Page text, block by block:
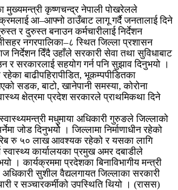
कृष्णचन्द्र नेपाली पोखरेलले
आ–आफ्नो ठाउँबाट लागू गर्दै जनतालाई दिने
र दुरुस्त बनाउन कर्मचारीलाई निर्देशन
नगरपालिका–८ स्थित जिल्ला प्रशासन
निर्देशन दिँदै उहाँले सरकारी सेवा तथा सुविधाबाट
र सरकारलाई सहयोग गर्न पनि सुझाव दिनुभयो ।
बाढीपहिरापीडित, भूकम्पपीडितका
सडक, बाटो, खानेपानी समस्या, कोरोना
क्षेत्रमा प्रदेश सरकारले प्राथमिकथा दिने
मधुमाया अधिकारी गुरुङले जिल्लाको
जोड दिनुभयोे । जिल्लामा निर्माणाधीन रहेको
रु ५० लाख आवश्यक रहेको र यसका लागि
कार्यालयका प्रमुख अमर दबाडीले
। कार्यक्रममा प्रदेशका बिनाविभागीय मन्त्री
सुशील वैद्यलगायत जिल्लाका सरकारी
र सञ्चारकर्मीको उपस्थिति थियो । (रासस)